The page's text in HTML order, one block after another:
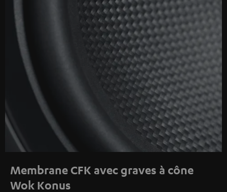
Membrane CFK avec graves à cône
Wok Konus